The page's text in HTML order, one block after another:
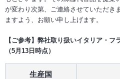
が変わり次第、ご連絡させていただき
ますよう、お願い申し上げます。
【ご参考】弊社取り扱いイタリア・フ
（5月13日時点）
生産国